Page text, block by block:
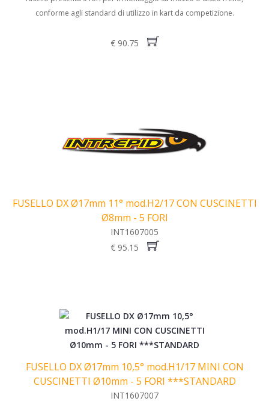
conforme agli standard di utilizzo in kart da competizione.
€ 90.75
FUSELLO DX Ø17mm 11° mod.H2/17 CON CUSCINETTI
Ø8mm - 5 FORI
INT1607005
€ 95.15
FUSELLO DX Ø17mm 10,5° mod.H1/17 MINI CON
CUSCINETTI Ø10mm - 5 FORI ***STANDARD
INT1607007